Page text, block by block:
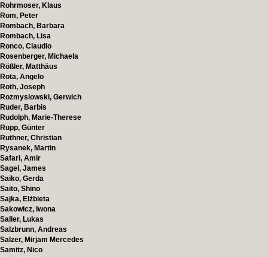
Rohrmoser, Klaus
Rom, Peter
Rombach, Barbara
Rombach, Lisa
Ronco, Claudio
Rosenberger, Michaela
Rößler, Matthäus
Rota, Angelo
Roth, Joseph
Rozmyslowski, Gerwich
Ruder, Barbis
Rudolph, Marie-Therese
Rupp, Günter
Ruthner, Christian
Rysanek, Martin
Safari, Amir
Sagel, James
Saiko, Gerda
Saito, Shino
Sajka, Elżbieta
Sakowicz, Iwona
Saller, Lukas
Salzbrunn, Andreas
Salzer, Mirjam Mercedes
Samitz, Nico